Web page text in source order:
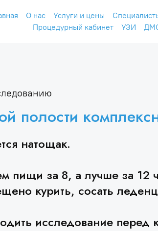
О нас Услуги и цены
Процедурный кабинет
УЗИ
полости
натощак.
пищи за 8, а лучше за 12
курить, сосать
исследование перед